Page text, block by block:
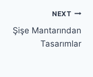
NEXT
Şişe Mantarından
Tasarımlar